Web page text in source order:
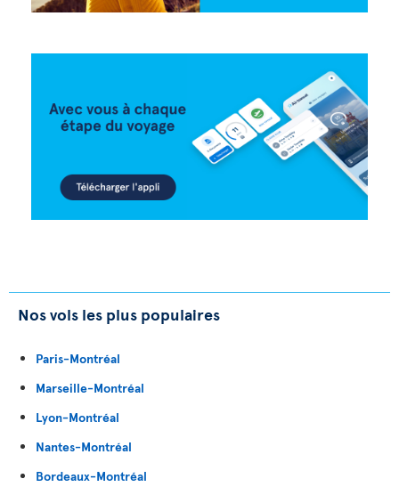
Nos vols les plus populaires
Paris-Montréal
Marseille-Montréal
Lyon-Montréal
Nantes-Montréal
Bordeaux-Montréal